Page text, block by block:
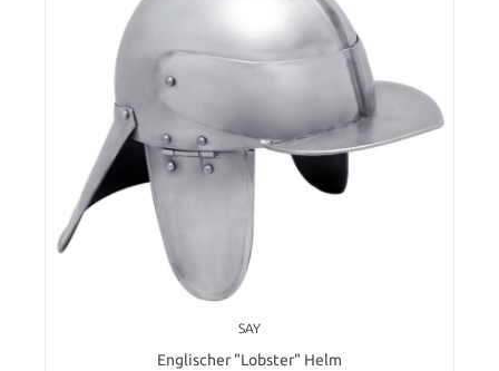
SAY
Englischer "Lobster" Helm